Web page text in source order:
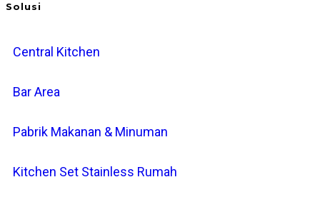
Solusi
Central Kitchen
Bar Area
Pabrik Makanan & Minuman
Kitchen Set Stainless Rumah